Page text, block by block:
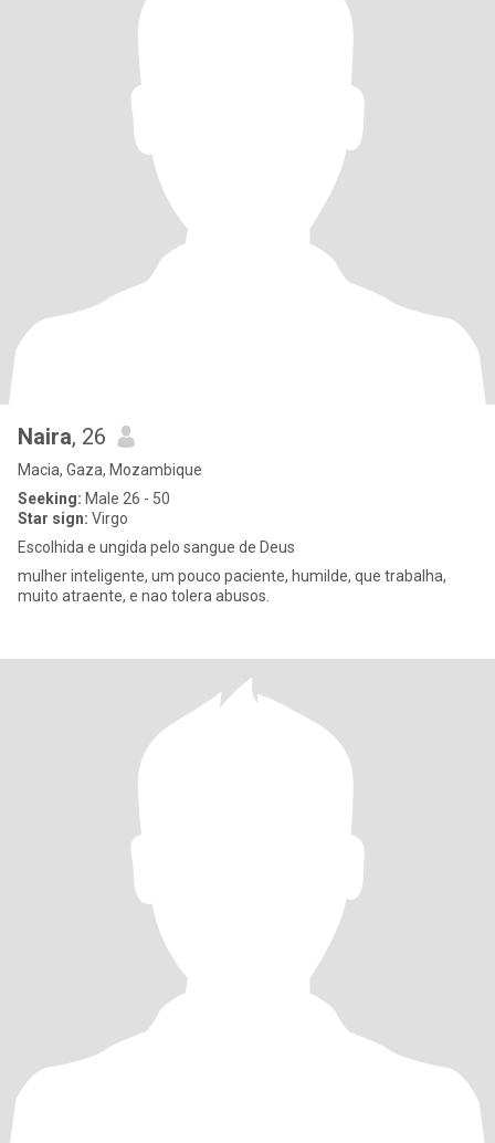
Naira, 26
Macia, Gaza, Mozambique
Seeking: Male 26 - 50
Star sign: Virgo
Escolhida e ungida pelo sangue de Deus
mulher inteligente, um pouco paciente, humilde, que trabalha,
muito atraente, e nao tolera abusos.